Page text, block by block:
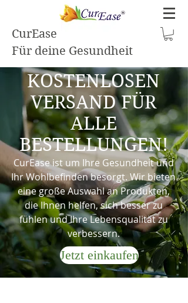
CurEase
Für deine Gesundheit
KOSTENLOSEN
VERSAND FÜR
ALLE
BESTELLUNGEN!
CurEase ist um Ihre Gesundheit und
Ihr Wohlbefinden besorgt. Wir bieten
eine große Auswahl an Produkten,
die Ihnen helfen, sich besser zu
fühlen und Ihre Lebensqualität zu
verbessern.
Jetzt einkaufen